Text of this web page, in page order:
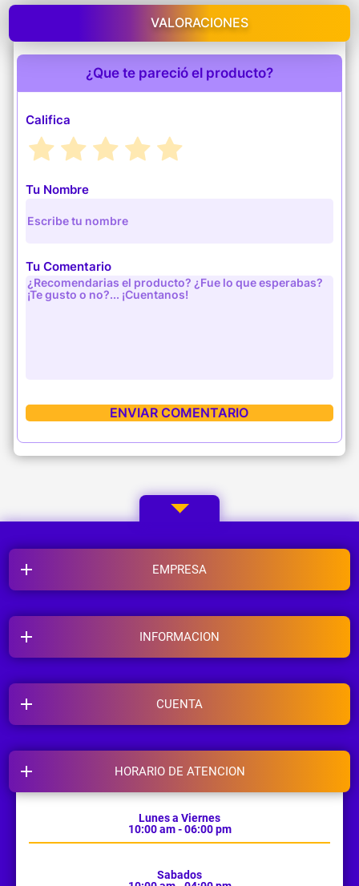
VALORACIONES
¿Que te pareció el producto?
Califica
Tu Nombre
Tu Comentario
EMPRESA
INFORMACION
HORARIO DE ATENCION
Lunes a Viernes
10:00 am - 06:00 pm
Sabados
CUENTA